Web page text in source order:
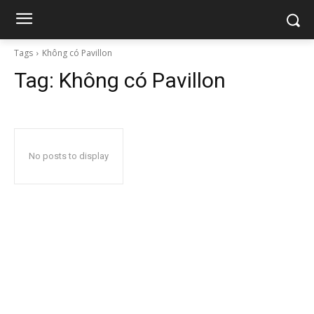
Tags Không có Pavillon
Tag: Không có Pavillon
No posts to display